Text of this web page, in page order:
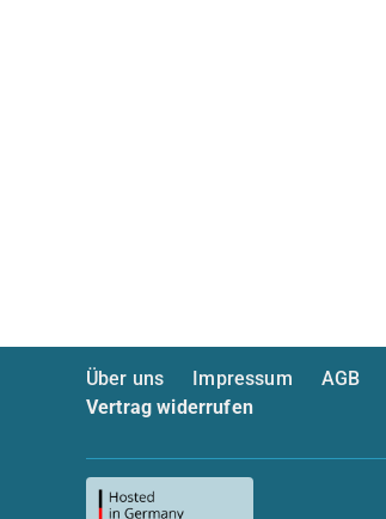
Über uns Impressum AGB
Vertrag widerrufen